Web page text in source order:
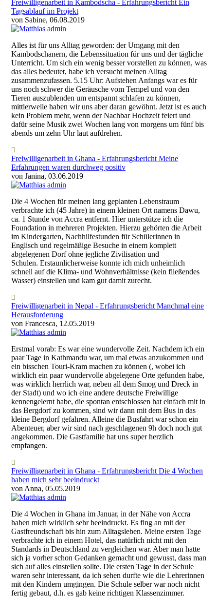
Freiwilligenarbeit in Kambodscha - Erfahrungsbericht Ein
Tagsablauf im Projekt
von Sabine, 06.08.2019
Alles ist für uns Alltag geworden: der Umgang mit den
Kambodschanern, die Lebenssituation für uns und der tägliche
Unterricht. Um sich ein wenig besser vorstellen zu können, was
das alles bedeutet, habe ich versucht meinen Alltag
zusammenzufassen. 5.15 Uhr: Aufstehen Anfangs war es für
uns noch schwer die Geräusche vom Tempel und von den
Tieren auszublenden um entspannt schlafen zu können,
mittlerweile haben wir uns aber daran gewöhnt. Jetzt ist es auch
kein Problem mehr, wenn der Nachbar Hochzeit feiert und
dafür seine Musik zwei Wochen lang von morgens um fünf bis
abends um zehn Uhr laut aufdrehen.
Freiwilligenarbeit in Ghana - Erfahrungsbericht Meine
Erfahrungen waren durchweg positiv
von Janina, 03.06.2019
Die 4 Wochen für meinen lang geplanten Lebenstraum
verbrachte ich (45 Jahre) in einem kleinen Ort namens Dawu,
ca. 1 Stunde von Accra entfernt. Hier unterstütze ich die
Foundation in mehreren Projekten. Hierzu gehörten die Arbeit
im Kindergarten, Nachhilfestunden für Schülerinnen in
Englisch und regelmäßige Besuche in einem komplett
abgelegenen Dorf ohne jegliche Zivilisation und
Schulen. Erstaunlicherweise konnte ich mich unheimlich
schnell auf die Klima- und Wohnverhältnisse (kein fließendes
Wasser) einstellen und kam gut damit zurecht.
Freiwilligenarbeit in Nepal - Erfahrungsbericht Manchmal eine
Herausforderung
von Francesca, 12.05.2019
Erstmal vorab: Es war eine wundervolle Zeit. Nachdem ich ein
paar Tage in Kathmandu war, um mal etwas anzukommen und
ein bisschen Touri-Kram machen zu können (, wobei ich
wirklich ein paar wundervolle abgelegene Orte gefunden habe,
was wirklich herrlich war, neben all dem Smog und Dreck in
der Stadt) und wo ich eine andere deutsche Freiwillige
kennengelernt habe, die spontan entschlossen hat einfach mit in
das Bergdorf zu kommen, sind wir dann mit dem Bus in das
kleine Bergdorf gefahren. Alleine die Busfahrt war schon ein
Abenteuer, aber wir sind nach geschlagenen 9h doch noch gut
angekommen. Die Gastfamilie hat uns super herzlich
empfangen.
Freiwilligenarbeit in Ghana - Erfahrungsbericht Die 4 Wochen
haben mich sehr beeindruckt
von Anna, 05.05.2019
Die 4 Wochen in Ghana im Januar, in der Nähe von Accra
haben mich wirklich sehr beeindruckt. Es fing an mit der
Gastfreundschaft bis hin zum Alltagsleben. Meine ersten Tage
verbrachte ich in einem Hotel, das natürlich nicht mit den
Standards in Deutschland zu vergleichen war. Aber man hatte
sich ja vorher schon Gedanken gemacht und gewusst, dass man
sich auf alles einstellen sollte. Die ersten Tage in der Schule
waren sehr interessant, da ich sehen durfte wie die Lehrerinnen
mit den Kindern umgingen. Die Schule selber war noch nicht
fertig gebaut, d.h. es gab keine richtigen Klassenzimmer.